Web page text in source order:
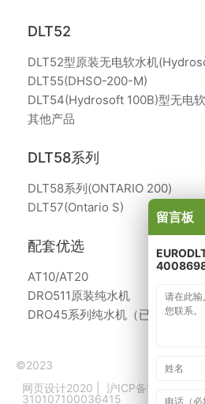
DLT52
DLT52型原装无电软水机
DLT55(DHSO-200-M)
DLT54(Hydrosoft 100B)型无电
其他产品
DLT58系列
DLT58系列(ONTARIO 200)
DLT57(Ontario S)
配套优选
AT10/AT20
DRO511原装纯水机
DRO45系列纯水机（已停产）
©2023
网页设计2020
沪ICP备14026972号
310107100036415
留言板